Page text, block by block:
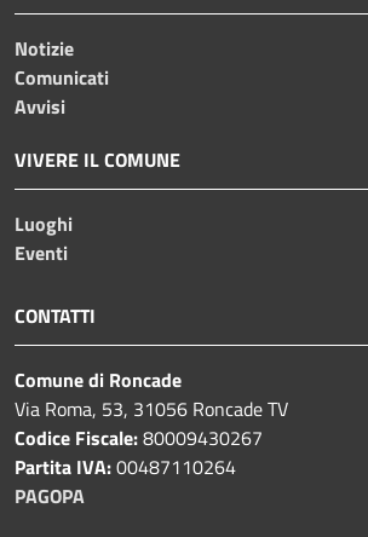
Notizie
Comunicati
Avvisi
VIVERE IL COMUNE
Luoghi
Eventi
CONTATTI
Comune di Roncade
Via Roma, 53, 31056 Roncade TV
Codice Fiscale:80009430267
Partita IVA:00487110264
PAGOPA